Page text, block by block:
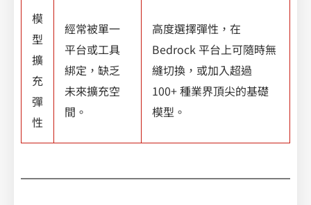
模
型
擴
充
彈
性
經常被單一
平台或工具
綁定，缺乏
未來擴充空
間。
高度選擇彈性，在
Bedrock 平台上可隨時無
縫切換，或加入超過
100+ 種業界頂尖的基礎
模型。